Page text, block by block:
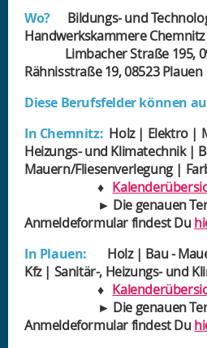
Wo?Bildungs- und
Handwerkskammere Chemnitz
Limbacher Straße 195,
Rähnisstraße 19, 08523 Plauen
Diese Berufsfelder können
In Chemnitz: Holz | Elektro |
Heizungs- und Klimatechnik |
Mauern/Fliesenverlegung |
♦
► Die genauen
Anmeldeformular findest Du
In Plauen: Holz | Bau -
Kfz | Sanitär-, Heizungs- und
♦
► Die genauen
Anmeldeformular findest Du